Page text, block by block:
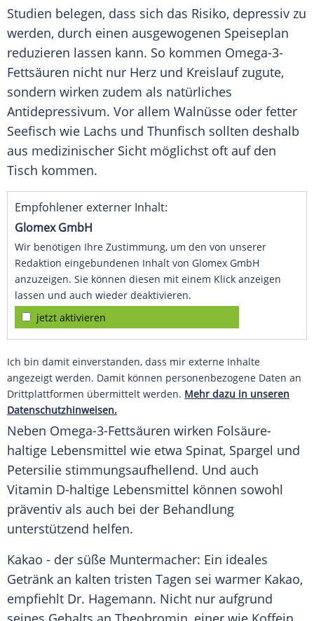
Studien belegen, dass sich das Risiko, depressiv zu
werden, durch einen ausgewogenen Speiseplan
reduzieren lassen kann. So kommen Omega-3-
Fettsäuren nicht nur Herz und Kreislauf zugute,
sondern wirken zudem als natürliches
Antidepressivum. Vor allem Walnüsse oder fetter
Seefisch wie Lachs und Thunfisch sollten deshalb
aus medizinischer Sicht möglichst oft auf den
Tisch kommen.
Empfohlener externer Inhalt:
Glomex GmbH
Wir benötigen Ihre Zustimmung, um den von unserer
Redaktion eingebundenen Inhalt von Glomex GmbH
anzuzeigen. Sie können diesen mit einem Klick anzeigen
lassen und auch wieder deaktivieren.
jetzt aktivieren
Ich bin damit einverstanden, dass mir externe Inhalte
angezeigt werden. Damit können personenbezogene Daten an
Drittplattformen übermittelt werden. Mehr dazu in unseren
Datenschutzhinweisen.
Neben Omega-3-Fettsäuren wirken Folsäure-
haltige Lebensmittel wie etwa Spinat, Spargel und
Petersilie stimmungsaufhellend. Und auch
Vitamin D-haltige Lebensmittel können sowohl
präventiv als auch bei der Behandlung
unterstützend helfen.
Kakao - der süße Muntermacher: Ein ideales
Getränk an kalten tristen Tagen sei warmer Kakao,
empfiehlt Dr. Hagemann. Nicht nur aufgrund